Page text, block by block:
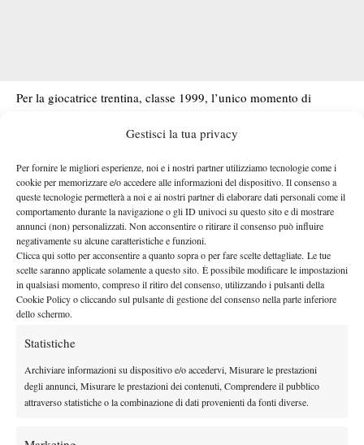
Gestisci la tua privacy
Per fornire le migliori esperienze, noi e i nostri partner utilizziamo tecnologie come i
cookie per memorizzare e/o accedere alle informazioni del dispositivo. Il consenso a
queste tecnologie permetterà a noi e ai nostri partner di elaborare dati personali come il
comportamento durante la navigazione o gli ID univoci su questo sito e di mostrare
annunci (non) personalizzati. Non acconsentire o ritirare il consenso può influire
negativamente su alcune caratteristiche e funzioni.
Clicca qui sotto per acconsentire a quanto sopra o per fare scelte dettagliate. Le tue
scelte saranno applicate solamente a questo sito. È possibile modificare le impostazioni
in qualsiasi momento, compreso il ritiro del consenso, utilizzando i pulsanti della
Cookie Policy o cliccando sul pulsante di gestione del consenso nella parte inferiore
dello schermo.
Statistiche
Archiviare informazioni su dispositivo e/o accedervi, Misurare le prestazioni
degli annunci, Misurare le prestazioni dei contenuti, Comprendere il pubblico
attraverso statistiche o la combinazione di dati provenienti da fonti diverse.
Per la giocatrice trentina, classe 1999, l’unico momento di
riacciuffare sul 5-5, gettando alle ortiche un vantaggio
venuta in aiuto la rivale, che ha giocato un paio di game da
dimenticare consegnandole un nuovo break e quindi il set, nel
dodicesimo game. Nel secondo parziale, invece, non c’è stata
storia: la Visentin è partita subito fortissimo e non ha mai alzato il
piede dall’acceleratore, la rivale si è spazientita in fretta e non è
riuscita ad andare oltre il 6-1 finale, che ha consegnato a Elisa il
secondo titolo del 2022. Oltre alla sua soddisfazione, resa più
dolce dai tanti impegni del week-end, è grande anche quella
degli organizzatori della Polisportiva Sirmione, che dopo due
nato nel 2019 con grandi ambizioni, confermate da un’edizione
di successo con quasi 60 giocatrici di seconda categoria, tanti